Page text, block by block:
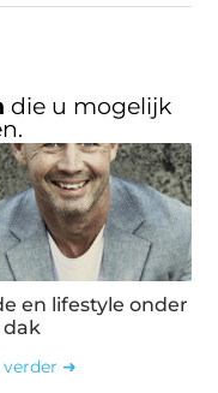
die u mogelijk
en lifestyle onder
dak
verder ➜